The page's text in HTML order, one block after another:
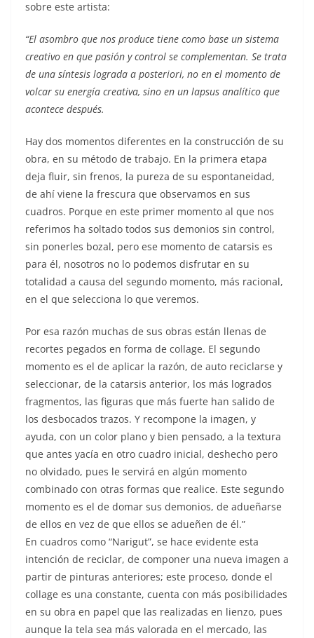
sobre este artista:
“El asombro que nos produce tiene como base un sistema
creativo en que pasión y control se complementan. Se trata
de una síntesis lograda a posteriori, no en el momento de
volcar su energía creativa, sino en un lapsus analítico que
acontece después.
Hay dos momentos diferentes en la construcción de su
obra, en su método de trabajo. En la primera etapa
deja fluir, sin frenos, la pureza de su espontaneidad,
de ahí viene la frescura que observamos en sus
cuadros. Porque en este primer momento al que nos
referimos ha soltado todos sus demonios sin control,
sin ponerles bozal, pero ese momento de catarsis es
para él, nosotros no lo podemos disfrutar en su
totalidad a causa del segundo momento, más racional,
en el que selecciona lo que veremos.
Por esa razón muchas de sus obras están llenas de
recortes pegados en forma de collage. El segundo
momento es el de aplicar la razón, de auto reciclarse y
seleccionar, de la catarsis anterior, los más logrados
fragmentos, las figuras que más fuerte han salido de
los desbocados trazos. Y recompone la imagen, y
ayuda, con un color plano y bien pensado, a la textura
que antes yacía en otro cuadro inicial, deshecho pero
no olvidado, pues le servirá en algún momento
combinado con otras formas que realice. Este segundo
momento es el de domar sus demonios, de adueñarse
de ellos en vez de que ellos se adueñen de él.”
En cuadros como “Narigut”, se hace evidente esta
intención de reciclar, de componer una nueva imagen a
partir de pinturas anteriores; este proceso, donde el
collage es una constante, cuenta con más posibilidades
en su obra en papel que las realizadas en lienzo, pues
aunque la tela sea más valorada en el mercado, las